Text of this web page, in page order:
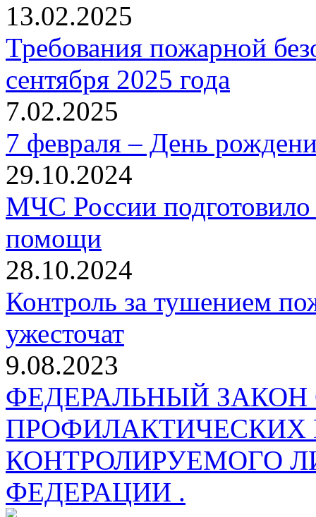
13.02.2025
Требования пожарной
сентября 2025 года
7.02.2025
7 февраля – День
29.10.2024
МЧС России
помощи
28.10.2024
Контроль за тушением
ужесточат
9.08.2023
ФЕДЕРАЛЬНЫЙ
КОНТРОЛИРУЕМОГО
ФЕДЕРАЦИИ .